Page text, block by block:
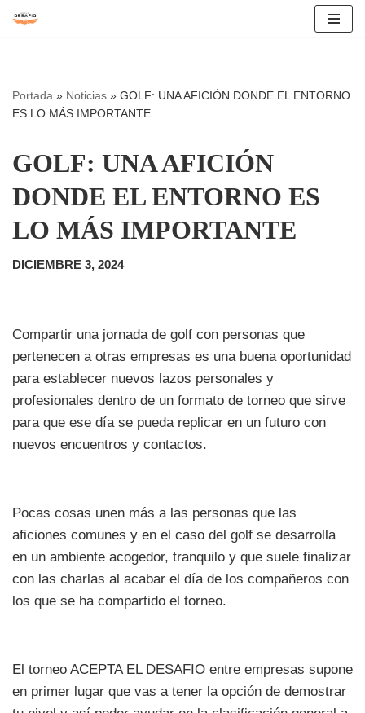
contenido
Portada » Noticias » GOLF: UNA AFICIÓN DONDE EL ENTORNO
ES LO MÁS IMPORTANTE
GOLF: UNA AFICIÓN
DONDE EL ENTORNO ES
LO MÁS IMPORTANTE
DICIEMBRE 3, 2024
Compartir una jornada de golf con personas que
pertenecen a otras empresas es una buena oportunidad
para establecer nuevos lazos personales y
profesionales dentro de un formato de torneo que sirve
para que ese día se pueda replicar en un futuro con
nuevos encuentros y contactos.
Pocas cosas unen más a las personas que las
aficiones comunes y en el caso del golf se desarrolla
en un ambiente acogedor, tranquilo y que suele finalizar
con las charlas al acabar el día de los compañeros con
los que se ha compartido el torneo.
El torneo ACEPTA EL DESAFIO entre empresas supone
en primer lugar que vas a tener la opción de demostrar